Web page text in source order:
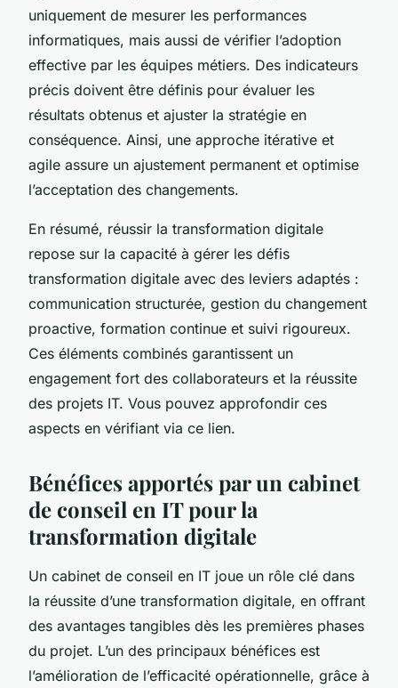
uniquement de mesurer les performances
informatiques, mais aussi de vérifier l’adoption
effective par les équipes métiers. Des indicateurs
précis doivent être définis pour évaluer les
résultats obtenus et ajuster la stratégie en
conséquence. Ainsi, une approche itérative et
agile assure un ajustement permanent et optimise
l’acceptation des changements.
En résumé, réussir la transformation digitale
repose sur la capacité à gérer les défis
transformation digitale avec des leviers adaptés :
communication structurée, gestion du changement
proactive, formation continue et suivi rigoureux.
Ces éléments combinés garantissent un
engagement fort des collaborateurs et la réussite
des projets IT. Vous pouvez approfondir ces
aspects en vérifiant via ce lien.
Bénéfices apportés par un cabinet
de conseil en IT pour la
transformation digitale
Un cabinet de conseil en IT joue un rôle clé dans
la réussite d’une transformation digitale, en offrant
des avantages tangibles dès les premières phases
du projet. L’un des principaux bénéfices est
l’amélioration de l’efficacité opérationnelle, grâce à